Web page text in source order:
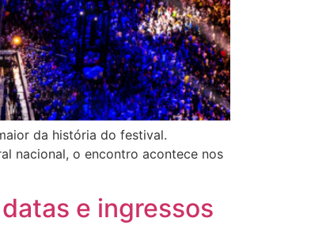
da história do festival.
nacional, o encontro acontece nos
e ingressos